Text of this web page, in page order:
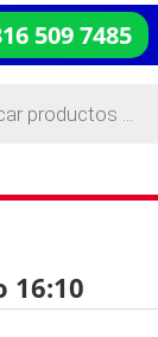
509 7485
16:10